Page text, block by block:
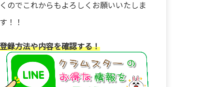
くのでこれからもよろしくお願いいたしま
す！！
登録方法や内容を確認する！